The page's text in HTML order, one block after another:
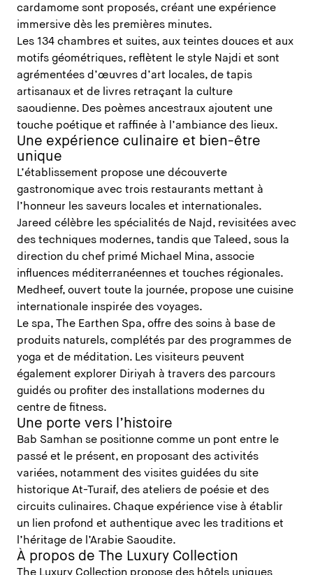
cardamome sont proposés, créant une expérience
immersive dès les premières minutes.
Les 134 chambres et suites, aux teintes douces et aux
motifs géométriques, reflètent le style Najdi et sont
agrémentées d’œuvres d’art locales, de tapis
artisanaux et de livres retraçant la culture
saoudienne. Des poèmes ancestraux ajoutent une
touche poétique et raffinée à l’ambiance des lieux.
Une expérience culinaire et bien-être
unique
L’établissement propose une découverte
gastronomique avec trois restaurants mettant à
l’honneur les saveurs locales et internationales.
Jareed célèbre les spécialités de Najd, revisitées avec
des techniques modernes, tandis que Taleed, sous la
direction du chef primé Michael Mina, associe
influences méditerranéennes et touches régionales.
Medheef, ouvert toute la journée, propose une cuisine
internationale inspirée des voyages.
Le spa, The Earthen Spa, offre des soins à base de
produits naturels, complétés par des programmes de
yoga et de méditation. Les visiteurs peuvent
également explorer Diriyah à travers des parcours
guidés ou profiter des installations modernes du
centre de fitness.
Une porte vers l’histoire
Bab Samhan se positionne comme un pont entre le
passé et le présent, en proposant des activités
variées, notamment des visites guidées du site
historique At-Turaif, des ateliers de poésie et des
circuits culinaires. Chaque expérience vise à établir
un lien profond et authentique avec les traditions et
l’héritage de l’Arabie Saoudite.
À propos de The Luxury Collection